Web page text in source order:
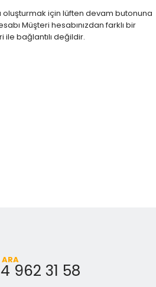
oluşturmak için lüften devam butonuna
Müşteri hesabınızdan farklı bir
ile bağlantılı değildir.
ARA
962 31 58